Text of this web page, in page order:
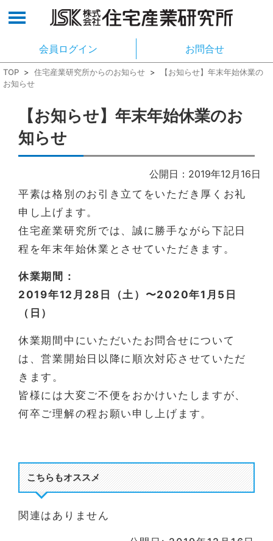
会員ログイン お問合せ
TOP > 住宅産業研究所からのお知らせ >
【お知らせ】年末年始休業の
お知らせ
【お知らせ】年末年始休業のお
知らせ
公開日：2019年12月16日
平素は格別のお引き立てをいただき厚くお礼
申し上げます。
住宅産業研究所では、誠に勝手ながら下記日
程を年末年始休業とさせていただきます。
休業期間：
2019年12月28日（土）〜2020年1月5日
（日）
休業期間中にいただいたお問合せについて
は、営業開始日以降に順次対応させていただ
きます。
皆様には大変ご不便をおかけいたしますが、
何卒ご理解の程お願い申し上げます。
こちらもオススメ
関連はありません